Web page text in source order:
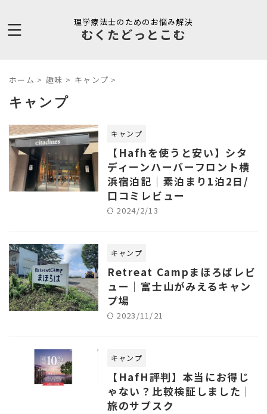
理学療法士のためのお悩み解決
むくたどっとこむ
ホーム > 趣味 > キャンプ >
キャンプ
キャンプ
【Hafhを使うと安い】シタ
ディーンハーバーフロント横
浜宿泊記｜素泊まり1泊2日/
口コミレビュー
2024/2/13
キャンプ
Retreat Campまほろばレビ
ュー｜富士山がみえるキャン
プ場
2023/11/21
キャンプ
【HafH評判】本当にお得じ
ゃない？比較検証しました｜
旅のサブスク